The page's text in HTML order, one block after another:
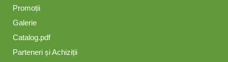
Promoții
Galerie
Catalog.pdf
Parteneri și Achiziții